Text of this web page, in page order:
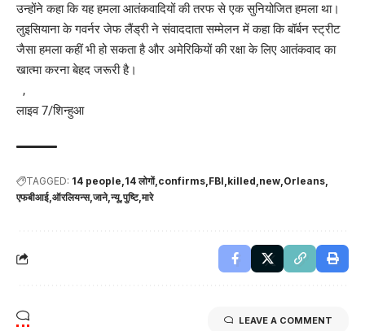
उन्होंने कहा कि यह हमला आतंकवादियों की तरफ से एक सुनियोजित हमला था।
लुइसियाना के गवर्नर जेफ लैंड्री ने संवाददाता सम्मेलन में कहा कि बॉर्बन स्ट्रीट
जैसा हमला कहीं भी हो सकता है और अमेरिकियों की रक्षा के लिए आतंकवाद का
खात्मा करना बेहद जरूरी है।
,
लाइव 7/शिन्हुआ
TAGGED: 14 people 14 लोगों confirms FBI killed new Orleans
एफबीआई ऑरलियन्स जाने न्यू पुष्टि मारे
LEAVE A COMMENT